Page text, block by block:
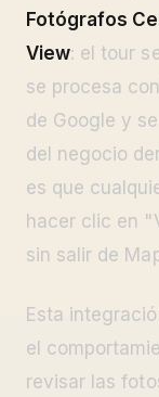
Fotógrafos
View: el tour
se procesa
de Google y
del negocio
es que
hacer clic en
sin salir de
Esta
el
revisar las